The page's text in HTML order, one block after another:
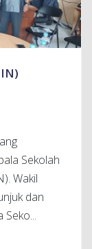
Sekolah
Wakil
dan